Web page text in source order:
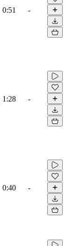
0:51 -
1:28 -
0:40 -